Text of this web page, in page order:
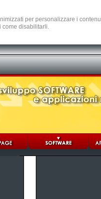
per personalizzare i
come disabilitarli.